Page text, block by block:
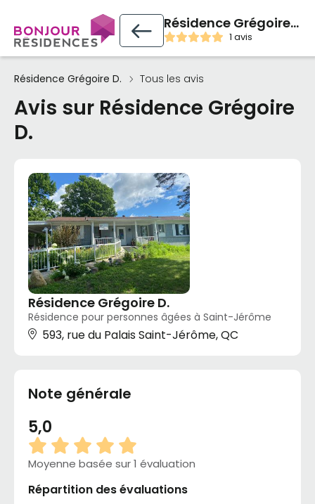
Résidence Grégoire D.
1 avis
Résidence Grégoire D. Tous les avis
Avis sur Résidence Grégoire
D.
Résidence Grégoire D.
Résidence pour personnes âgées à Saint-Jérôme
593, rue du Palais Saint-Jérôme, QC
Note générale
5,0
Moyenne basée sur 1 évaluation
Répartition des évaluations